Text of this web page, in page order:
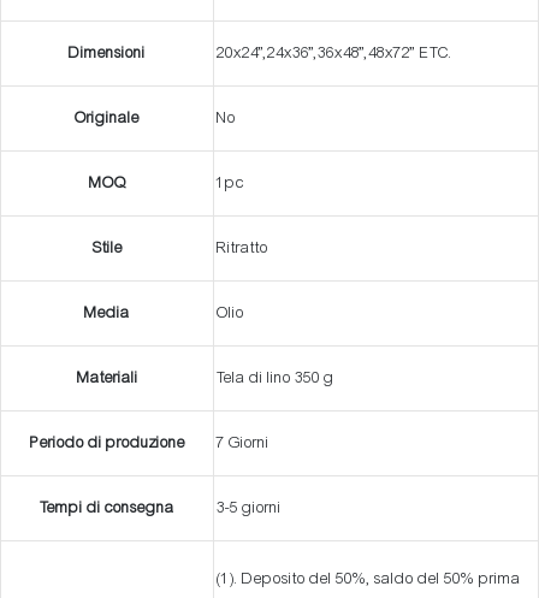
Dimensioni 20x24”,24x36”,36x48”,48x72” ETC.
Originale No
MOQ 1pc
Stile Ritratto
Media Olio
Materiali Tela di lino 350 g
Periodo di produzione 7 Giorni
Tempi di consegna 3-5 giorni
(1). Deposito del 50%, saldo del 50% prima